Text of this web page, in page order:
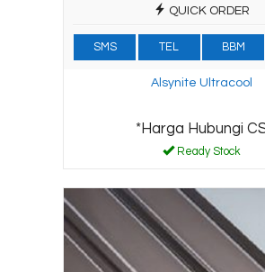
QUICK ORDER
SMS TEL BBM
Alsynite Ultracool
*Harga Hubungi
Ready Stock